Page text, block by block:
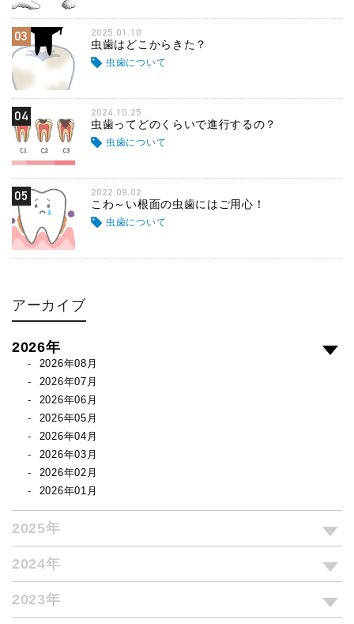
03 2025.01.10
虫歯はどこからきた？
虫歯について
04 2024.10.25
虫歯ってどのくらいで進行するの？
虫歯について
05 2022.09.02
こわ～い根面の虫歯にはご用心！
虫歯について
アーカイブ
2026年
2026年08月
2026年07月
2026年06月
2026年05月
2026年04月
2026年03月
2026年02月
2026年01月
2025年
2024年
2023年